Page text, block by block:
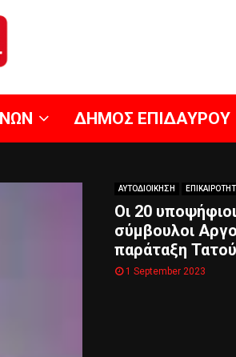
ΔΗΜΟΣ ΕΠΙΔΑΥΡΟΥ
ΑΥΤΟΔΙΟΙΚΗΣΗ
Οι 20
σύμβουλοι
παράταξη
1 September 2023